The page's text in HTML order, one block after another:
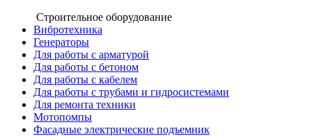
Строительное оборудование
Вибротехника
Генераторы
Для работы с арматурой
Для работы с бетоном
Для работы с кабелем
Для работы с трубами и гидросистемами
Для ремонта техники
Мотопомпы
Фасадные электрические подъемник